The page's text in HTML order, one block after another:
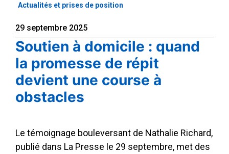
Actualités et prises de position
29 septembre 2025
Soutien à domicile : quand
la promesse de répit
devient une course à
obstacles
Le témoignage bouleversant de Nathalie Richard,
publié dans La Presse le 29 septembre, met des